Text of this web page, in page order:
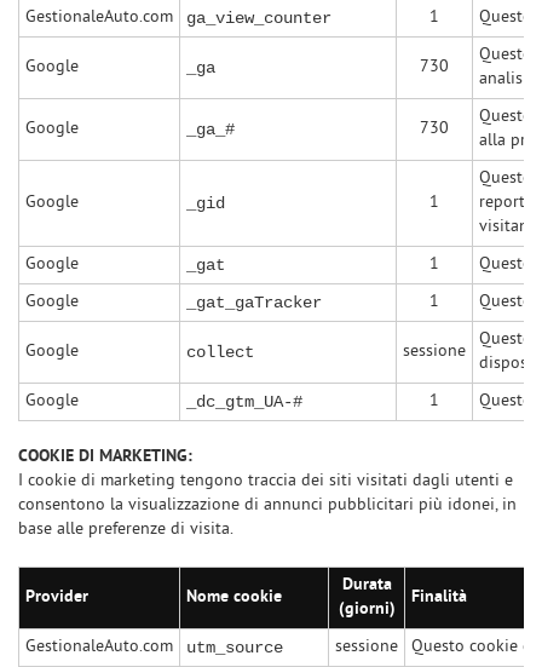
GestionaleAuto.com ga_view_counter 1 Questo
Google _ga 730
Questo
analisi
Google _ga_# 730
Questo
alla
Google _gid 1
Questo
report
visitano
Google
_gat 1
Questo
Google
_gat_gaTracker 1 Questo
Google collect sessione
Questo
Google
_dc_gtm_UA-# 1 Questo
COOKIE DI MARKETING:
I cookie di marketing tengono traccia dei siti visitati dagli utenti e
consentono la visualizzazione di annunci pubblicitari più idonei, in
base alle preferenze di visita.
Provider Nome cookie
Durata
(giorni)
Finalità
GestionaleAuto.com utm_source sessione
Questo cookie